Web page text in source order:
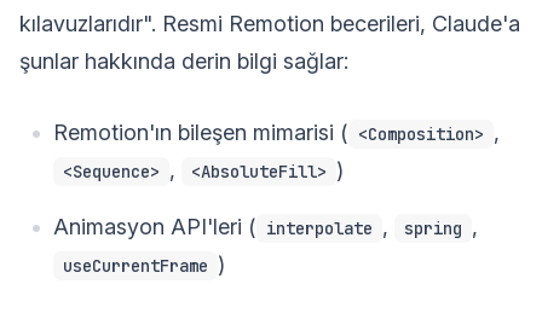
kılavuzlarıdır". Resmi Remotion becerileri, Claude'a
şunlar hakkında derin bilgi sağlar:
Remotion'ın bileşen mimarisi ( <Composition> ,
<Sequence> , <AbsoluteFill> )
Animasyon API'leri ( interpolate , spring ,
useCurrentFrame )